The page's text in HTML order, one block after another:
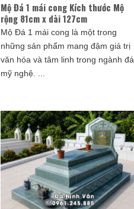
Mộ Đá 1 mái cong Kích thước Mộ
rộng 81cm x dài 127cm
Mộ Đá 1 mái cong là một trong
những sản phẩm mang đậm giá trị
văn hóa và tâm linh trong ngành đá
mỹ nghệ. ...